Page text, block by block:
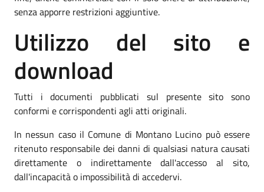
senza apporre restrizioni aggiuntive.
Utilizzo del sito e
download
Tutti i documenti pubblicati sul presente sito sono
conformi e corrispondenti agli atti originali.
In nessun caso il Comune di Montano Lucino può essere
ritenuto responsabile dei danni di qualsiasi natura causati
direttamente o indirettamente dall'accesso al sito,
dall'incapacità o impossibilità di accedervi.